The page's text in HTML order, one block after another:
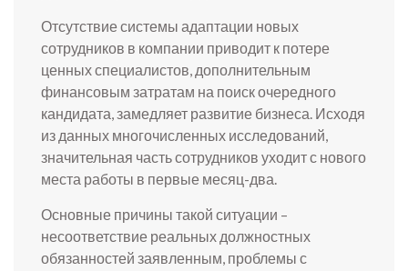
Отсутствие системы адаптации новых
сотрудников в компании приводит к потере
ценных специалистов, дополнительным
финансовым затратам на поиск очередного
кандидата, замедляет развитие бизнеса. Исходя
из данных многочисленных исследований,
значительная часть сотрудников уходит с нового
места работы в первые месяц-два.
Основные причины такой ситуации –
несоответствие реальных должностных
обязанностей заявленным, проблемы с